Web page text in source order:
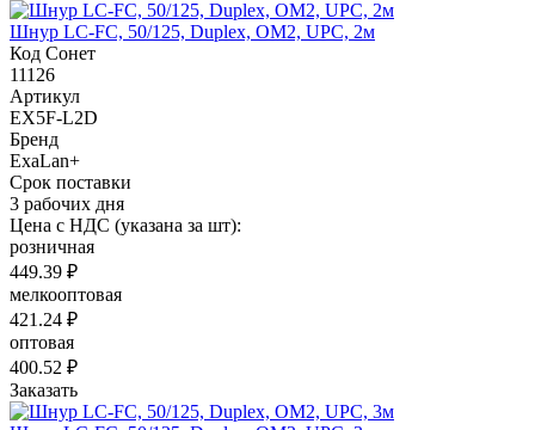
Шнур LC-FC, 50/125, Duplex, OM2, UPC, 2м
Код Сонет
11126
Артикул
EX5F-L2D
Бренд
ExaLan+
Срок поставки
3 рабочих дня
Цена с НДС (указана за шт):
розничная
449.39 ₽
мелкооптовая
421.24 ₽
оптовая
400.52 ₽
Заказать